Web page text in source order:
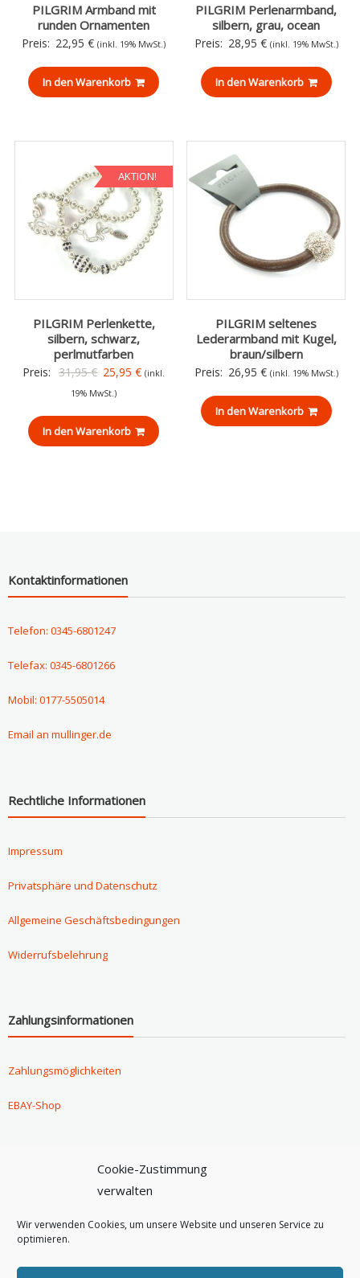
Cookie-Zustimmung
verwalten
Wir verwenden Cookies, um unsere Website und unseren Service zu
optimieren.
PILGRIM Armband mit
runden Ornamenten
Preis: 22,95€ (inkl. 19% MwSt.)
In den Warenkorb
PILGRIM Perlenarmband,
silbern, grau, ocean
Preis: 28,95 € (inkl. 19% MwSt.)
In den Warenkorb
AKTION!
PILGRIM Perlenkette,
silbern, schwarz,
perlmutfarben
Preis: 31,95€ Ursprünglicher
Preis
31,95 €
25,95€Aktueller
25,95 €.
(inkl.
19% MwSt.)
In den Warenkorb
PILGRIM seltenes
Lederarmband mit Kugel,
braun/silbern
Preis: 26,95 € (inkl. 19% MwSt.)
In den Warenkorb
Kontaktinformationen
Telefon: 0345-6801247
Telefax: 0345-6801266
Mobil: 0177-5505014
Email an mullinger.de
Rechtliche Informationen
Impressum
Privatsphäre und Datenschutz
Allgemeine Geschäftsbedingungen
Widerrufsbelehrung
Zahlungsinformationen
Zahlungsmöglichkeiten
EBAY-Shop
Versandinformationen
Versandoptionen